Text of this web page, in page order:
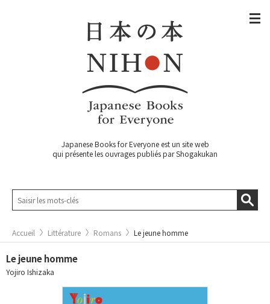
Japanese Books for Everyone est un site web
qui présente les ouvrages publiés par Shogakukan
Accueil Littérature Romans Le jeune homme
Le jeune homme
Yojiro Ishizaka